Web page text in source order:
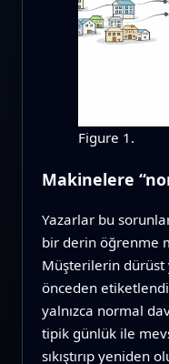
Figure 1.
Makinelere
Yazarlar bu
bir derin öğrenme
Müşterilerin
önceden
yalnızca normal
tipik günlük ile
sıkıştırıp yeniden